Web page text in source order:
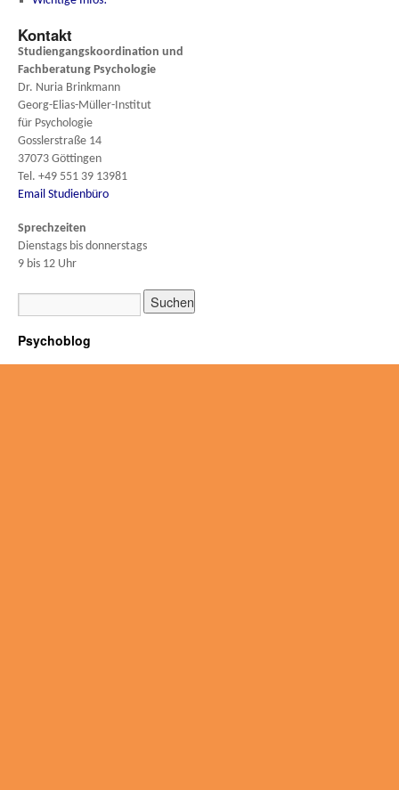
Kontakt
Studiengangskoordination und
Fachberatung Psychologie
Dr. Nuria Brinkmann
Georg-Elias-Müller-Institut
für Psychologie
Gosslerstraße 14
37073 Göttingen
Tel. +49 551 39 13981
Email Studienbüro
Sprechzeiten
Dienstags bis donnerstags
9 bis 12 Uhr
Psychoblog